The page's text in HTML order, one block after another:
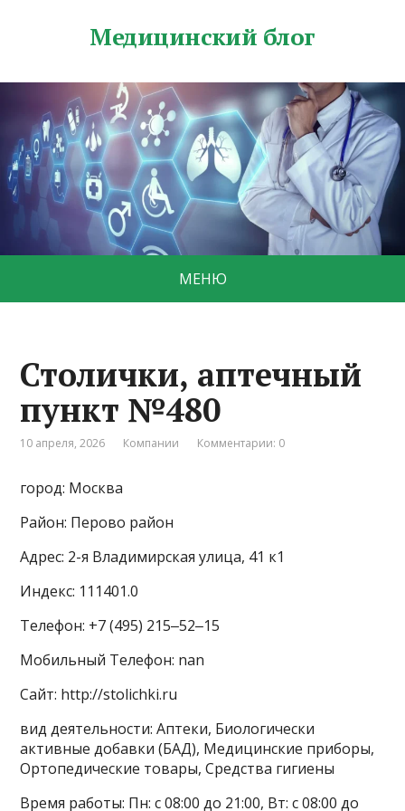
Медицинский блог
МЕНЮ
Столички, аптечный
пункт №480
10 апреля, 2026 Компании Комментарии: 0
город: Москва
Район: Перово район
Адрес: 2-я Владимирская улица, 41 к1
Индекс: 111401.0
Телефон: +7 (495) 215‒52‒15
Мобильный Телефон: nan
Сайт: http://stolichki.ru
вид деятельности: Аптеки, Биологически
активные добавки (БАД), Медицинские приборы,
Ортопедические товары, Средства гигиены
Время работы: Пн: с 08:00 до 21:00, Вт: с 08:00 до